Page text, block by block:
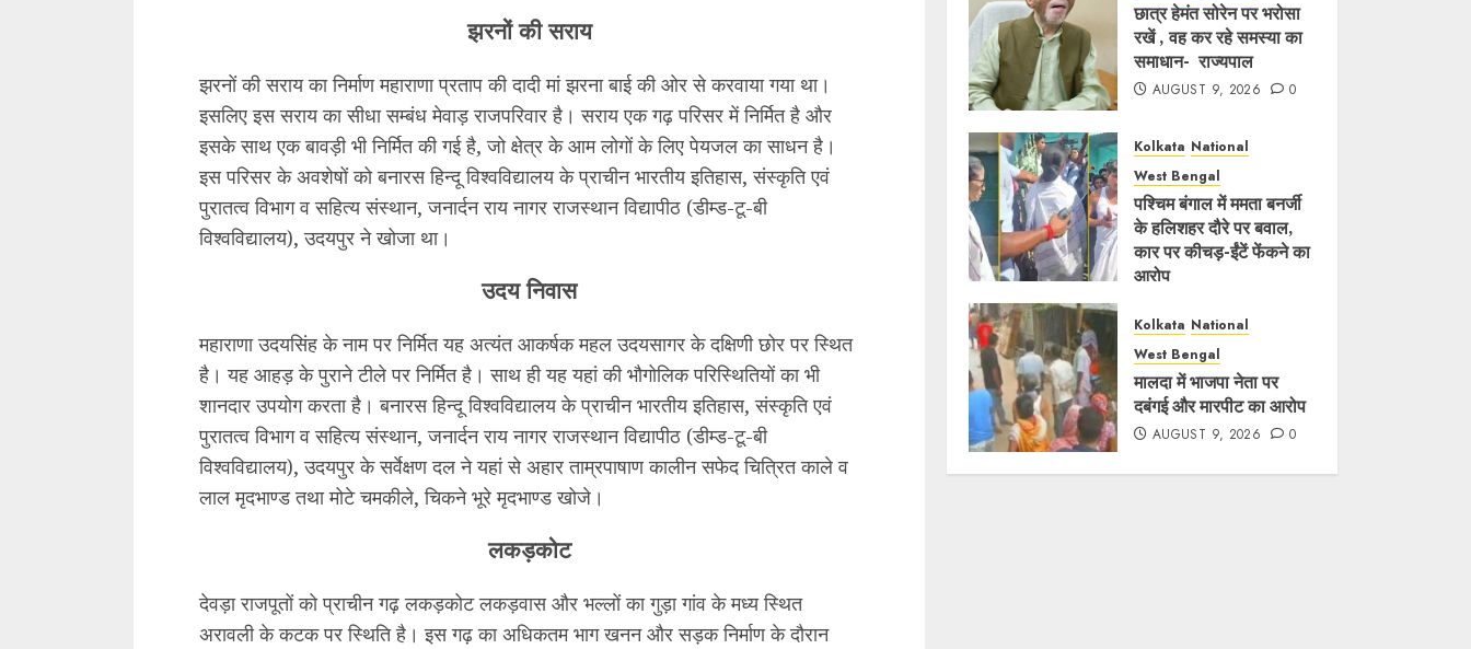
झरनों की सराय
झरनों की सराय का निर्माण महाराणा प्रताप की दादी मां झरना बाई की ओर से करवाया गया था।
इसलिए इस सराय का सीधा सम्बंध मेवाड़ राजपरिवार है। सराय एक गढ़ परिसर में निर्मित है और
इसके साथ एक बावड़ी भी निर्मित की गई है, जो क्षेत्र के आम लोगों के लिए पेयजल का साधन है।
इस परिसर के अवशेषों को बनारस हिन्दू विश्वविद्यालय के प्राचीन भारतीय इतिहास, संस्कृति एवं
पुरातत्व विभाग व सहित्य संस्थान, जनार्दन राय नागर राजस्थान विद्यापीठ (डीम्ड-टू-बी
विश्वविद्यालय), उदयपुर ने खोजा था।
उदय निवास
महाराणा उदयसिंह के नाम पर निर्मित यह अत्यंत आकर्षक महल उदयसागर के दक्षिणी छोर पर स्थित
है। यह आहड़ के पुराने टीले पर निर्मित है। साथ ही यह यहां की भौगोलिक परिस्थितियों का भी
शानदार उपयोग करता है। बनारस हिन्दू विश्वविद्यालय के प्राचीन भारतीय इतिहास, संस्कृति एवं
पुरातत्व विभाग व सहित्य संस्थान, जनार्दन राय नागर राजस्थान विद्यापीठ (डीम्ड-टू-बी
विश्वविद्यालय), उदयपुर के सर्वेक्षण दल ने यहां से अहार ताम्रपाषाण कालीन सफेद चित्रित काले व
लाल मृदभाण्ड तथा मोटे चमकीले, चिकने भूरे मृदभाण्ड खोजे।
लकड़कोट
देवड़ा राजपूतों को प्राचीन गढ़ लकड़कोट लकड़वास और भल्लों का गुड़ा गांव के मध्य स्थित
अरावली के कटक पर स्थिति है। इस गढ़ का अधिकतम भाग खनन और सड़क निर्माण के दौरान
छात्र हेमंत सोरेन पर भरोसा
रखें , वह कर रहे समस्या का
समाधान- राज्यपाल
AUGUST 9, 2026 0
Kolkata National
West Bengal
पश्चिम बंगाल में ममता बनर्जी
के हलिशहर दौरे पर बवाल,
कार पर कीचड़-ईंटें फेंकने का
आरोप
Kolkata National
West Bengal
मालदा में भाजपा नेता पर
दबंगई और मारपीट का आरोप
AUGUST 9, 2026 0